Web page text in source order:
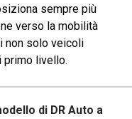
sempre più
verso la mobilità
non solo veicoli
primo livello.
di DR Auto a